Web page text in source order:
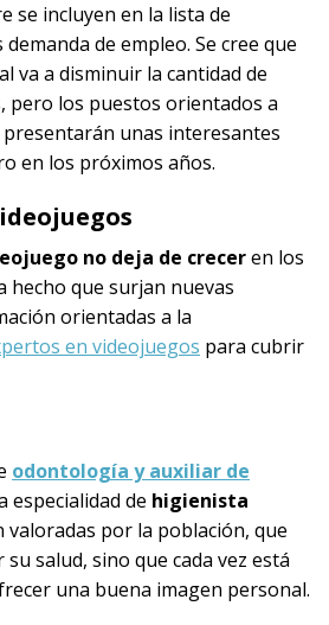
se incluyen en la lista de
de empleo. Se cree que
va a disminuir la cantidad de
pero los puestos orientados a
unas interesantes
en los próximos años.
no deja de creceren los
hecho que surjan nuevas
orientadas a la
en videojuegos para cubrir
odontología y auxiliar de
especialidad de higienista
valoradas por la población, que
salud, sino que cada vez está
una buena imagen personal.